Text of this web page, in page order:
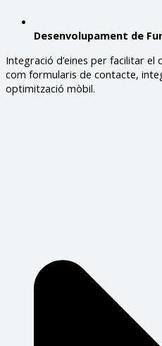
Desenvolupament de
Integració d’eines per facilitar
com formularis de contacte,
optimització mòbil.